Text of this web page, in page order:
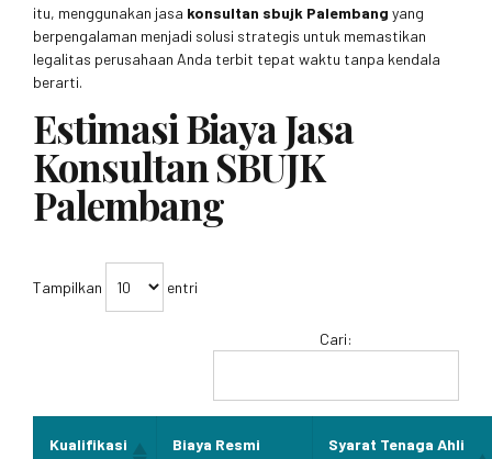
itu, menggunakan jasa konsultan sbujk Palembang yang
berpengalaman menjadi solusi strategis untuk memastikan
legalitas perusahaan Anda terbit tepat waktu tanpa kendala
berarti.
Estimasi Biaya Jasa
Konsultan SBUJK
Palembang
Tampilkan entri
Cari:
Kualifikasi
Biaya Resmi
Syarat Tenaga Ahli